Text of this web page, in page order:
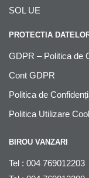
SOL UE
PROTECTIA
GDPR – Politica de
Cont GDPR
Politica de
Politica Utilizare
BIROU VANZARI
Tel : 004 769012203